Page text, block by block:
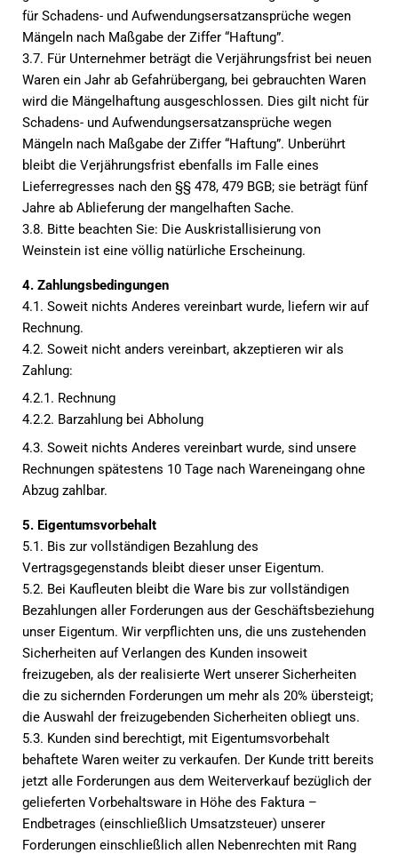
für Schadens- und Aufwendungsersatzansprüche wegen
Mängeln nach Maßgabe der Ziffer “Haftung”.
3.7. Für Unternehmer beträgt die Verjährungsfrist bei neuen
Waren ein Jahr ab Gefahrübergang, bei gebrauchten Waren
wird die Mängelhaftung ausgeschlossen. Dies gilt nicht für
Schadens- und Aufwendungsersatzansprüche wegen
Mängeln nach Maßgabe der Ziffer “Haftung”. Unberührt
bleibt die Verjährungsfrist ebenfalls im Falle eines
Lieferregresses nach den §§ 478, 479 BGB; sie beträgt fünf
Jahre ab Ablieferung der mangelhaften Sache.
3.8. Bitte beachten Sie: Die Auskristallisierung von
Weinstein ist eine völlig natürliche Erscheinung.
4. Zahlungsbedingungen
4.1. Soweit nichts Anderes vereinbart wurde, liefern wir auf
Rechnung.
4.2. Soweit nicht anders vereinbart, akzeptieren wir als
Zahlung:
4.2.1. Rechnung
4.2.2. Barzahlung bei Abholung
4.3. Soweit nichts Anderes vereinbart wurde, sind unsere
Rechnungen spätestens 10 Tage nach Wareneingang ohne
Abzug zahlbar.
5. Eigentumsvorbehalt
5.1. Bis zur vollständigen Bezahlung des
Vertragsgegenstands bleibt dieser unser Eigentum.
5.2. Bei Kaufleuten bleibt die Ware bis zur vollständigen
Bezahlungen aller Forderungen aus der Geschäftsbeziehung
unser Eigentum. Wir verpflichten uns, die uns zustehenden
Sicherheiten auf Verlangen des Kunden insoweit
freizugeben, als der realisierte Wert unserer Sicherheiten
die zu sichernden Forderungen um mehr als 20% übersteigt;
die Auswahl der freizugebenden Sicherheiten obliegt uns.
5.3. Kunden sind berechtigt, mit Eigentumsvorbehalt
behaftete Waren weiter zu verkaufen. Der Kunde tritt bereits
jetzt alle Forderungen aus dem Weiterverkauf bezüglich der
gelieferten Vorbehaltsware in Höhe des Faktura –
Endbetrages (einschließlich Umsatzsteuer) unserer
Forderungen einschließlich allen Nebenrechten mit Rang